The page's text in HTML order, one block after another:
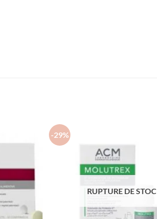
-29%
RUPTURE DE